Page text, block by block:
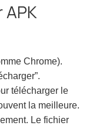
Chrome).
télécharger le
la meilleure.
Le fichier